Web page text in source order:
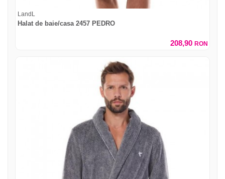
LandL
Halat de baie/casa 2457 PEDRO
208,90 RON